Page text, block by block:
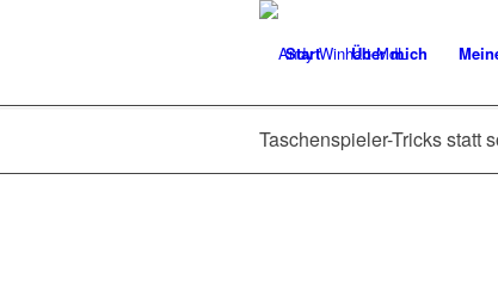
Start Über mich
Taschenspieler-Tricks statt